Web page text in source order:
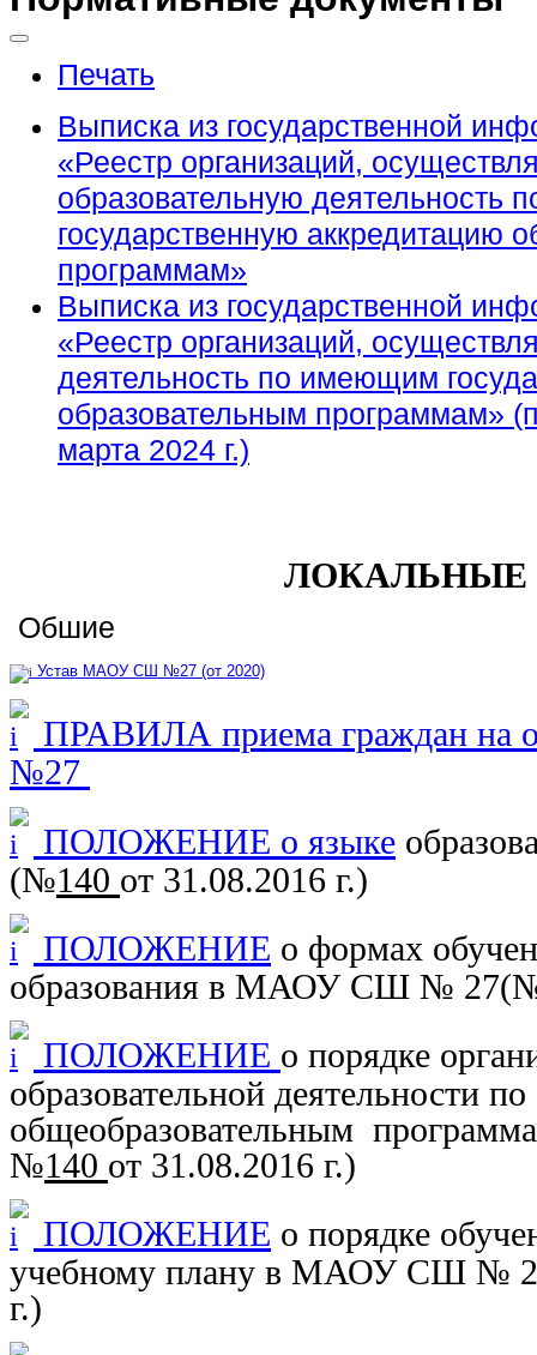
Печать
Выписка из государственной
«Реестр организаций,
образовательную деятельность
государственную аккредитацию
программам»
Выписка из государственной
«Реестр организаций,
деятельность по имеющим
образовательным программам»
марта 2024 г.)
ЛОКАЛЬНЫЕ
Обшие
Устав МАОУ СШ №27 (от 2020)
ПРАВИЛА приема граждан
№27
ПОЛОЖЕНИЕ о языке
(№140 от 31.08.2016 г.)
ПОЛОЖЕНИЕ о формах
образования в МАОУ СШ № 27(
ПОЛОЖЕНИЕ о порядке
образовательной деятельности
общеобразовательным
№140 от 31.08.2016 г.)
ПОЛОЖЕНИЕ о порядке
учебному плану в МАОУ СШ №
г.)